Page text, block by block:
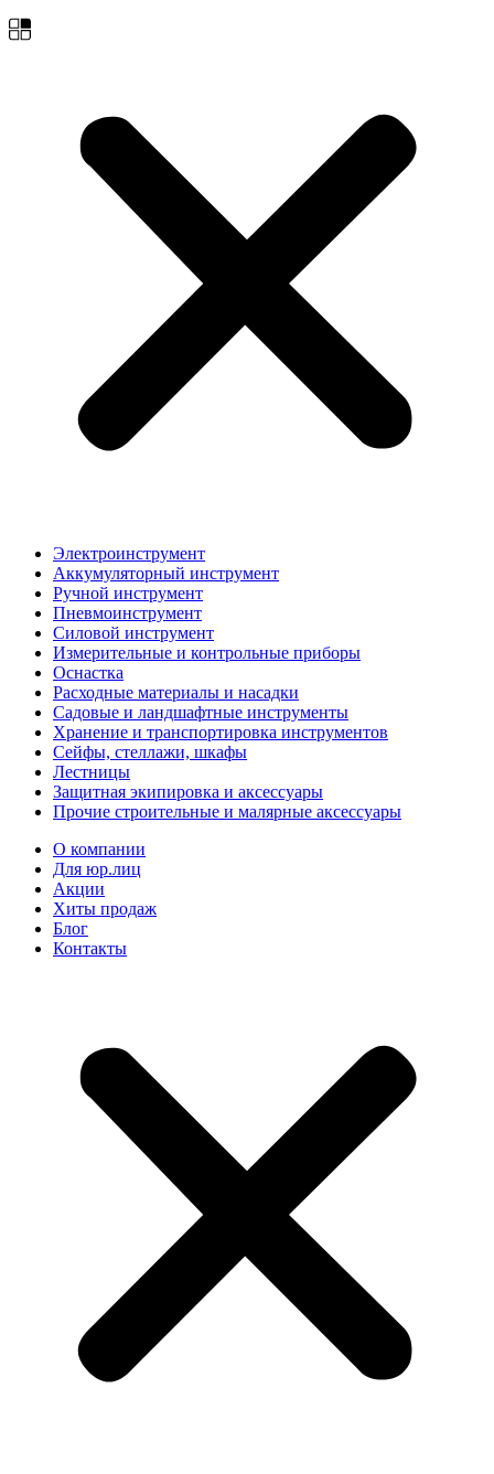
Электроинструмент
Аккумуляторный инструмент
Ручной инструмент
Пневмоинструмент
Силовой инструмент
Измерительные и контрольные приборы
Оснастка
Расходные материалы и насадки
Садовые и ландшафтные инструменты
Хранение и транспортировка инструментов
Сейфы, стеллажи, шкафы
Лестницы
Защитная экипировка и аксессуары
Прочие строительные и малярные аксессуары
О компании
Для юр.лиц
Акции
Хиты продаж
Блог
Контакты